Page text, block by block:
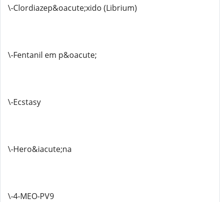
\-Clordiazep&oacute;xido (Librium)
\-Fentanil em p&oacute;
\-Ecstasy
\-Hero&iacute;na
\-4-MEO-PV9